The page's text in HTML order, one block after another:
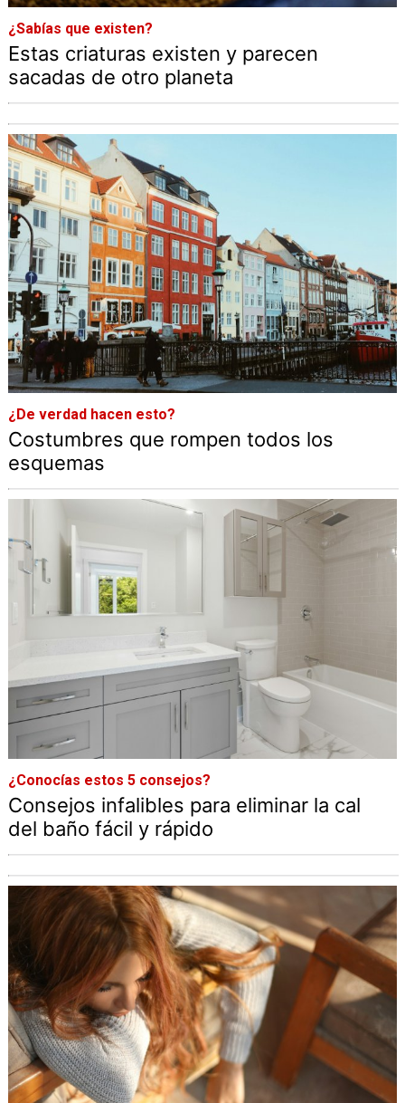
¿Sabías que existen?
Estas criaturas existen y parecen
sacadas de otro planeta
¿De verdad hacen esto?
Costumbres que rompen todos los
esquemas
¿Conocías estos 5 consejos?
Consejos infalibles para eliminar la cal
del baño fácil y rápido